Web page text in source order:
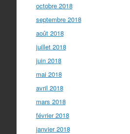
octobre 2018
septembre 2018
août 2018
juillet 2018
juin 2018
mai 2018
avril 2018
mars 2018
février 2018
janvier 2018